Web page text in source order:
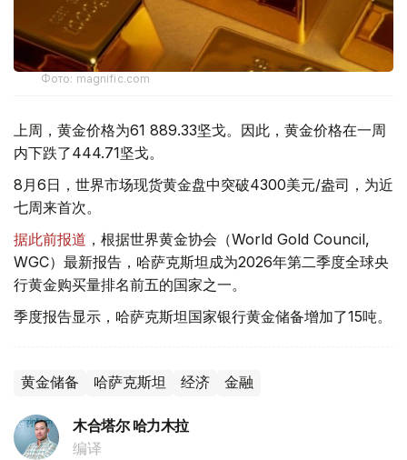
Фото: magnific.com
上周，黄金价格为61 889.33坚戈。因此，黄金价格在一周
内下跌了444.71坚戈。
8月6日，世界市场现货黄金盘中突破4300美元/盎司，为近
七周来首次。
据此前报道 ，根据世界黄金协会（World Gold Council,
WGC）最新报告，哈萨克斯坦成为2026年第二季度全球央
行黄金购买量排名前五的国家之一。
季度报告显示，哈萨克斯坦国家银行黄金储备增加了15吨。
黄金储备 哈萨克斯坦 经济 金融
木合塔尔 哈力木拉
编译